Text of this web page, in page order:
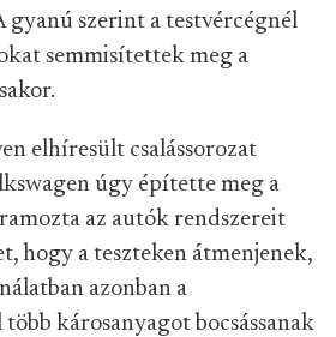
gyanú szerint a testvércégnél
semmisítettek meg a
elhíresült csalássorozat
úgy építette meg a
az autók rendszereit
hogy a teszteken átmenjenek,
azonban a
károsanyagot bocsássanak